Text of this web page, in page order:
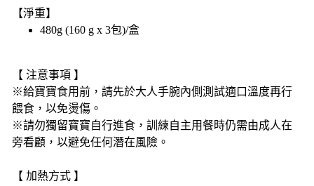
【淨重】
480g (160 g x 3包)/盒
【 注意事項 】
※給寶寶食用前，請先於大人手腕內側測試適口溫度再行
餵食，以免燙傷。
※請勿獨留寶寶自行進食，訓練自主用餐時仍需由成人在
旁看顧，以避免任何潛在風險。
【 加熱方式 】